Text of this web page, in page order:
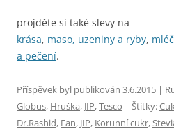
projděte si také slevy na
krása, maso, uzeniny a ryby,
a pečení.
Příspěvek byl publikován 3.6.2015 |
Globus, Hruška, JIP,Tesco | Štítky:
Dr.Rashid, Fan, JIP, Korunní cukr,